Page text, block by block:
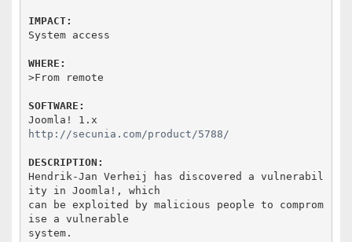
IMPACT:
System access
WHERE:
>From remote
SOFTWARE:
http://secunia.com/product/5788/
DESCRIPTION:
Hendrik-Jan Verheij has discovered a vulnerabil
ity in Joomla!, which
can be exploited by malicious people to comprom
ise a vulnerable
system.